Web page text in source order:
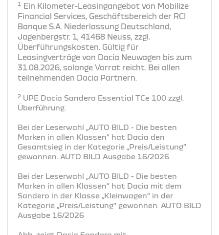
1
Ein Kilometer-Leasingangebot von Mobilize
Financial Services, Geschäftsbereich der RCI
Banque S.A. Niederlassung Deutschland,
Jagenbergstr. 1, 41468 Neuss, zzgl.
Überführungskosten. Gültig für
Leasingverträge von Dacia Neuwagen bis zum
31.08.2026, solange Vorrat reicht. Bei allen
teilnehmenden Dacia Partnern.
2 UPE Dacia Sandero Essential TCe 100 zzgl.
Überführung.
Bei der Leserwahl „AUTO BILD - Die besten
Marken in allen Klassen“ hat Dacia den
Gesamtsieg in der Kategorie „Preis/Leistung“
gewonnen. AUTO BILD Ausgabe 16/2026
Bei der Leserwahl „AUTO BILD - Die besten
Marken in allen Klassen“ hat Dacia mit dem
Sandero in der Klasse „Kleinwagen“ in der
Kategorie „Preis/Leistung“ gewonnen. AUTO BILD
Ausgabe 16/2026